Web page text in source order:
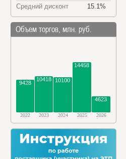
Средний дисконт
15.1%
Объем торгов, млн. руб.
9428
10418 10100
14458
4623
2022 2023 2024 2025 2026